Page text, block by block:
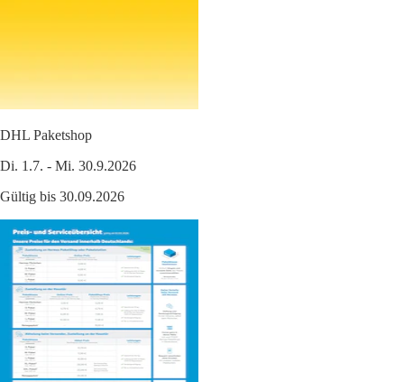
DHL Paketshop
Di. 1.7. - Mi. 30.9.2026
Gültig bis 30.09.2026